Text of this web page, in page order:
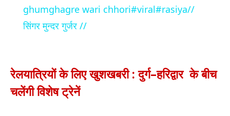
ghumghagre wari chhori#viral#rasiya//
सिंगर मुन्दर गुर्जर //
रेलयात्रियों के लिए खुशखबरी : दुर्ग–हरिद्वार के बीच
चलेंगी विशेष ट्रेनें